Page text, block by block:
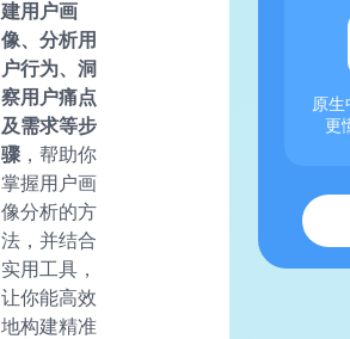
建用户画
像、分析用
户行为、洞
察用户痛点
及需求等步
骤 ，帮助你
掌握用户画
像分析的方
法，并结合
实用工具，
让你能高效
地构建精准
原生
更